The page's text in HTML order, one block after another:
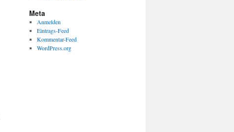
Meta
Anmelden
Eintrags-Feed
Kommentar-Feed
WordPress.org